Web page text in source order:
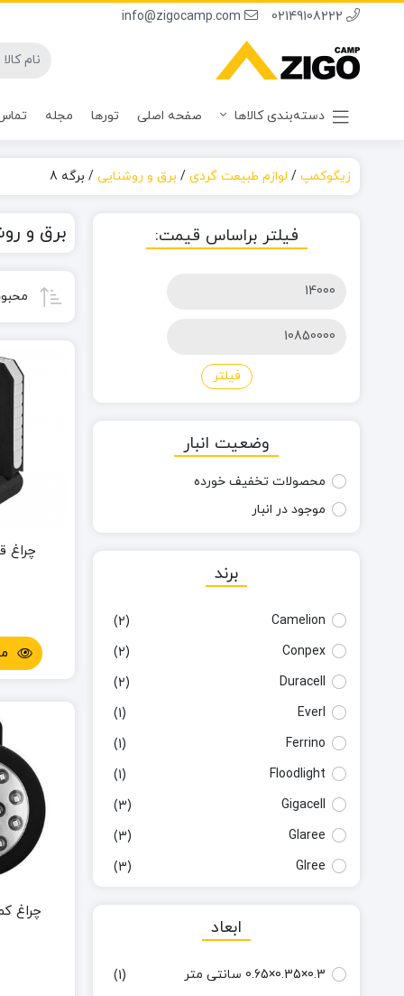
02149108222
info@zigocamp.com
دسته‌بندی کالاها صفحه اصلی تورها مجله
زیگوکمپ/ لوازم طبیعت گردی/ برق و روشنایی/ برگه 8
برق و
چراغ
چراغ
فیلتر براساس قیمت:
فیلتر
وضعیت انبار
محصولات تخفیف خورده
موجود در انبار
برند
Camelion
(2)
Conpex
(2)
Duracell
(2)
Everl
(1)
Ferrino
(1)
Floodlight
(1)
Gigacell
(3)
Glaree
(3)
Glree
(3)
ابعاد
0.3×0.35×0.65 سانتی متر
(1)